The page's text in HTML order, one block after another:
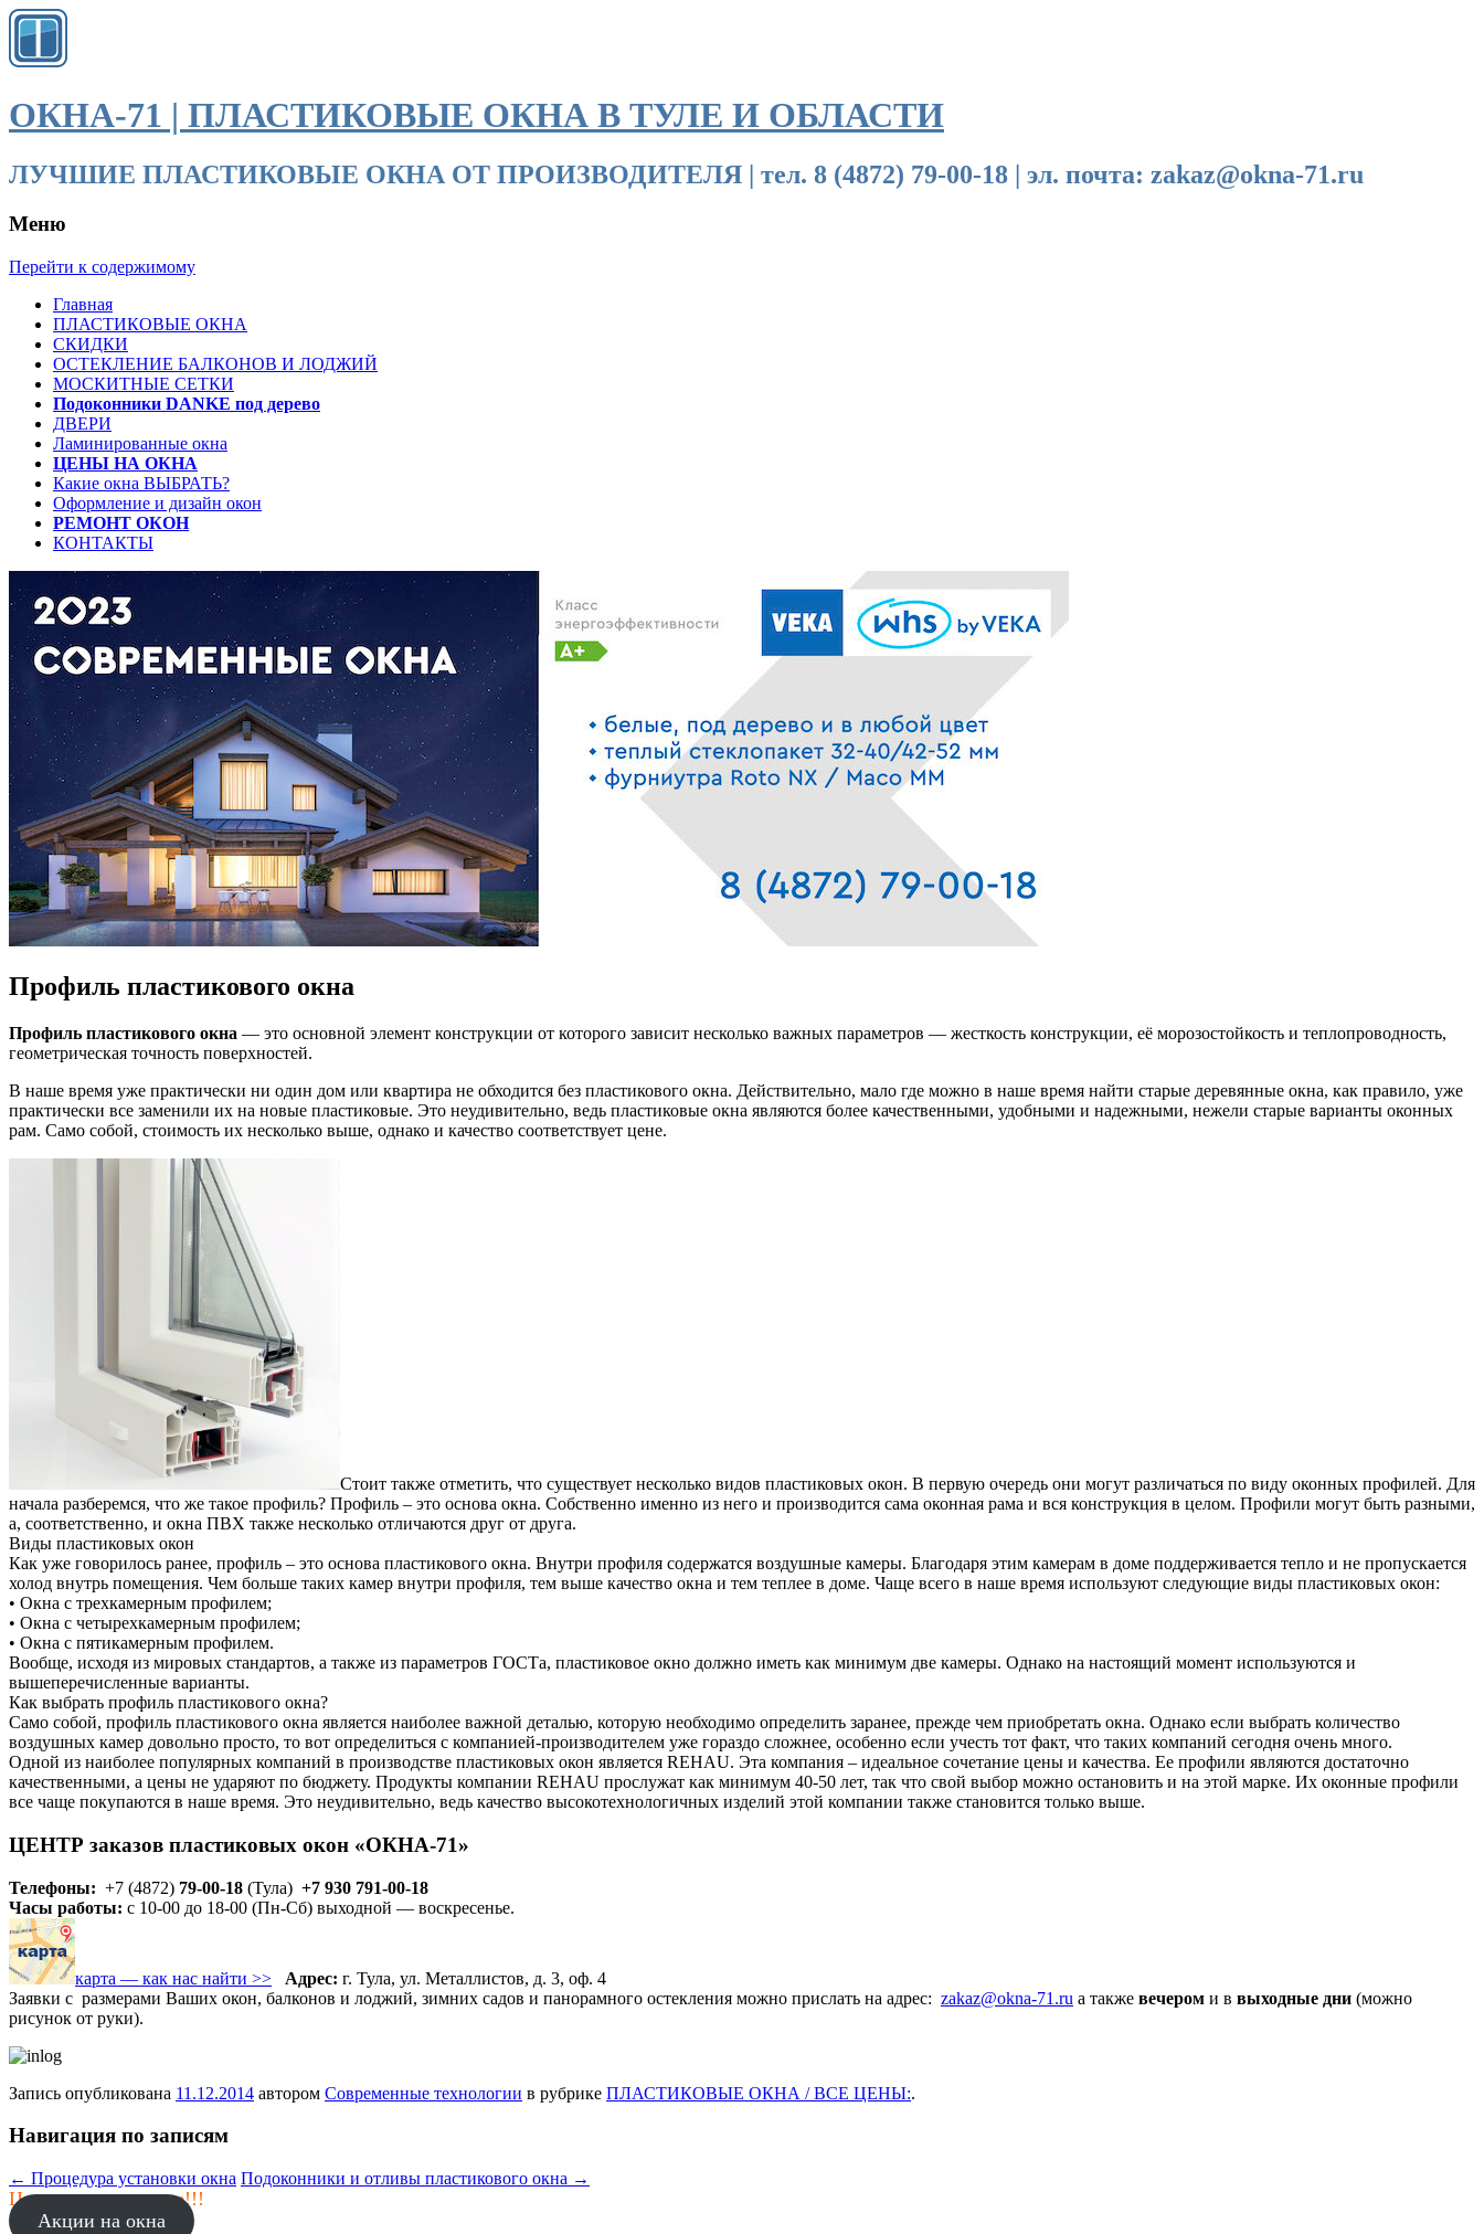
ОКНА-71 | ПЛАСТИКОВЫЕ ОКНА В ТУЛЕ И ОБЛАСТИ
ЛУЧШИЕ ПЛАСТИКОВЫЕ ОКНА ОТ ПРОИЗВОДИТЕЛЯ | тел. 8 (4872) 79-00-18 | эл. почта: zakaz@okna-71.ru
Меню
Перейти к содержимому
Главная
ПЛАСТИКОВЫЕ ОКНА
СКИДКИ
ОСТЕКЛЕНИЕ БАЛКОНОВ И ЛОДЖИЙ
МОСКИТНЫЕ СЕТКИ
Подоконники DANKE под дерево
ДВЕРИ
Ламинированные окна
ЦЕНЫ НА ОКНА
Какие окна ВЫБРАТЬ?
Оформление и дизайн окон
РЕМОНТ ОКОН
КОНТАКТЫ
Профиль пластикового окна
Профиль пластикового окна — это основной элемент конструкции от которого зависит несколько важных параметров — жесткость конструкции, её морозостойкость и теплопроводность,
геометрическая точность поверхностей.
В наше время уже практически ни один дом или квартира не обходится без пластикового окна. Действительно, мало где можно в наше время найти старые деревянные окна, как правило, уже
практически все заменили их на новые пластиковые. Это неудивительно, ведь пластиковые окна являются более качественными, удобными и надежными, нежели старые варианты оконных
рам. Само собой, стоимость их несколько выше, однако и качество соответствует цене.
Стоит также отметить, что существует несколько видов пластиковых окон. В первую очередь они могут различаться по виду оконных профилей. Для
начала разберемся, что же такое профиль? Профиль – это основа окна. Собственно именно из него и производится сама оконная рама и вся конструкция в целом. Профили могут быть разными,
а, соответственно, и окна ПВХ также несколько отличаются друг от друга.
Виды пластиковых окон
Как уже говорилось ранее, профиль – это основа пластикового окна. Внутри профиля содержатся воздушные камеры. Благодаря этим камерам в доме поддерживается тепло и не пропускается
холод внутрь помещения. Чем больше таких камер внутри профиля, тем выше качество окна и тем теплее в доме. Чаще всего в наше время используют следующие виды пластиковых окон:
• Окна с трехкамерным профилем;
• Окна с четырехкамерным профилем;
• Окна с пятикамерным профилем.
Вообще, исходя из мировых стандартов, а также из параметров ГОСТа, пластиковое окно должно иметь как минимум две камеры. Однако на настоящий момент используются и
вышеперечисленные варианты.
Как выбрать профиль пластикового окна?
Само собой, профиль пластикового окна является наиболее важной деталью, которую необходимо определить заранее, прежде чем приобретать окна. Однако если выбрать количество
воздушных камер довольно просто, то вот определиться с компанией-производителем уже гораздо сложнее, особенно если учесть тот факт, что таких компаний сегодня очень много.
Одной из наиболее популярных компаний в производстве пластиковых окон является REHAU. Эта компания – идеальное сочетание цены и качества. Ее профили являются достаточно
качественными, а цены не ударяют по бюджету. Продукты компании REHAU прослужат как минимум 40-50 лет, так что свой выбор можно остановить и на этой марке. Их оконные профили
все чаще покупаются в наше время. Это неудивительно, ведь качество высокотехнологичных изделий этой компании также становится только выше.
ЦЕНТР заказов пластиковых окон «ОКНА-71»
Телефоны: +7 (4872) 79-00-18 (Тула) +7 930 791-00-18
Часы работы: с 10-00 до 18-00 (Пн-Сб) выходной — воскресенье.
карта — как нас найти >> Адрес: г. Тула, ул. Металлистов, д. 3, оф. 4
Заявки с размерами Ваших окон, балконов и лоджий, зимних садов и панорамного остекления можно прислать на адрес: zakaz@okna-71.ru а также вечером и в выходные дни (можно
рисунок от руки).
Запись опубликована 11.12.2014 автором Современные технологии в рубрике ПЛАСТИКОВЫЕ ОКНА / ВСЕ ЦЕНЫ:.
Навигация по записям
← Процедура установки окна Подоконники и отливы пластикового окна →
Цены в январе ниже!!!
Акции на окна